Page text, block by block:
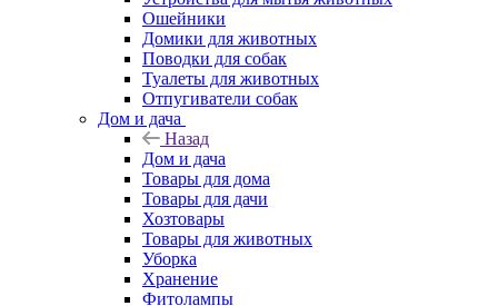
Ошейники
Домики для животных
Поводки для собак
Туалеты для животных
Отпугиватели собак
Дом и дача
Назад
Дом и дача
Товары для дома
Товары для дачи
Хозтовары
Товары для животных
Уборка
Хранение
Фитолампы